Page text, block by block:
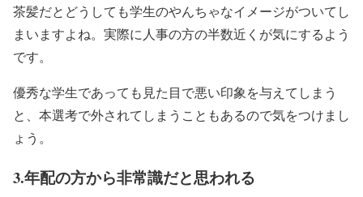
茶髪だとどうしても学生のやんちゃなイメージがついてし
まいますよね。実際に人事の方の半数近くが気にするよう
です。
優秀な学生であっても見た目で悪い印象を与えてしまう
と、本選考で外されてしまうこともあるので気をつけまし
ょう。
3.年配の方から非常識だと思われる